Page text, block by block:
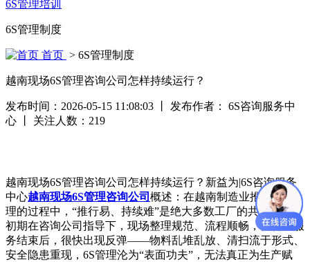
6S管理培训
6S管理制度
首页 > 6S管理制度
越南现场6S管理咨询公司怎样持续运行？
发布时间：2026-05-15 11:08:03
发布作者： 6S咨询服务中
心
关注人数： 219
越南现场6S管理咨询公司怎样持续运行？新益为|6S咨询服务
中心越南现场6S管理咨询公司 概述：在越南制造业推行6S管
理的过程中，“推行易、持续难”是绝大多数工厂的共同困境：
初期在咨询公司指导下，现场整理规范、流程顺畅，但咨询服
务结束后，很快出现反弹——物料乱堆乱放、清扫流于形式、
安全隐患重现，6S管理沦为“表面功夫”，无法真正为生产赋